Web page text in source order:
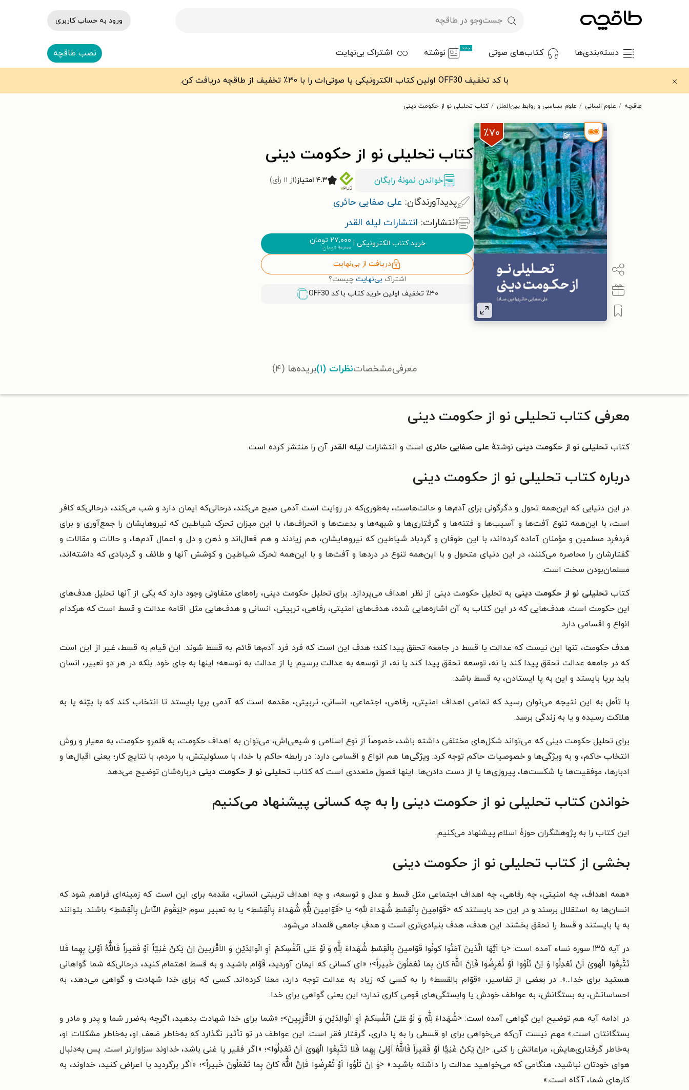
ورود به حساب کاربری
دسته‌بندی‌ها کتاب‌های صوتی جدید نوشته اشتراک بی‌نهایت نصب طاقچه
با کد تخفیف OFF30 اولین کتاب الکترونیکی یا صوتی‌ات را با ۳۰٪ تخفیف از طاقچه دریافت کن.
طاقچه علوم انسانی علوم سیاسی و روابط بین‌الملل کتاب تحلیلی نو از حکومت دینی
٪۷۰
کتاب تحلیلی نو از حکومت دینی
خواندن نمونۀ رایگان ۴.۳ امتیاز (از ۱۱ رأی)
پدیدآورندگان: علی صفایی حائری
انتشارات: انتشارات لیله القدر
خرید کتاب الکترونیکی | ۲۷,۰۰۰ تومان
۹۰,۰۰۰تومان
دریافت از بی‌نهایت
اشتراک بی‌نهایت چیست؟
٪۳۰ تخفیف اولین خرید کتاب با کد
OFF30
معرفیمشخصاتنظرات (۱) بریده‌ها (۴)
معرفی کتاب تحلیلی نو از حکومت دینی
کتاب تحلیلی نو از حکومت دینی نوشتهٔ علی صفایی حائری است و انتشارات لیله القدر آن را منتشر کرده است.
درباره کتاب تحلیلی نو از حکومت دینی
در این دنیایی که این‌همه تحول و دگرگونی برای آدم‌ها و حالت‌هاست، به‌طوری‌که در روایت است آدمی صبح می‌کند، درحالی‌که ایمان دارد و شب می‌کند، درحالی‌که کافر
است، با این‌همه تنوع آفت‌ها و آسیب‌ها و فتنه‌ها و گرفتاری‌ها و شبهه‌ها و بدعت‌ها و انحراف‌ها، با این میزان تحرک شیاطین که نیروهایشان را جمع‌آوری و برای
فردفرد مسلمین و مؤمنان آماده کرده‌اند، با این طوفان و گردباد شیاطین که نیروهایشان، هم زیادند و هم فعال‌اند و ذهن و دل و اعمال آدم‌ها، و حالات و مقالات و
گفتارشان را محاصره می‌کنند، در این دنیای متحول و با این‌همه تنوع در دردها و آفت‌ها و با این‌همه تحرک شیاطین و کوشش آنها و طائف و گردبادی که داشته‌اند،
مسلمان‌بودن سخت است.
کتابتحلیلی نو از حکومت دینی به تحلیل حکومت دینی از نظر اهداف می‌پردازد. برای تحلیل حکومت دینی، راه‌های متفاوتی وجود دارد که یکی از آنها تحلیل هدف‌های
این حکومت است. هدف‌هایی که در این کتاب به آن اشاره‌هایی شده، هدف‌های امنیتی، رفاهی، تربیتی، انسانی و هدف‌هایی مثل اقامه عدالت و قسط است که هرکدام
انواع و اقسامی دارد.
هدف حکومت، تنها این نیست که عدالت یا قسط در جامعه تحقق پیدا کند؛ هدف این است که فرد فرد آدم‌ها قائم به قسط شوند. این قیام به قسط، غیر از این است
که در جامعه عدالت تحقق پیدا کند یا نه، توسعه تحقق پیدا کند یا نه، از توسعه به عدالت برسیم یا از عدالت به توسعه؛ اینها به جای خود. بلکه در هر دو تعبیر، انسان
باید برپا بایستد و این به پا ایستادن، به قسط باشد.
با تأمل به این نتیجه می‌توان رسید که تمامی اهداف امنیتی، رفاهی، اجتماعی، انسانی، تربیتی، مقدمه است که آدمی برپا بایستد تا انتخاب کند که با بیّنه یا به
هلاکت رسیده و یا به زندگی برسد.
برای تحلیل حکومت دینی که می‌تواند شکل‌های مختلفی داشته باشد، خصوصاً از نوع اسلامی و شیعی‌اش، می‌توان به اهداف حکومت، به قلمرو حکومت، به معیار و روش
انتخاب حاکم، و به ویژگی‌ها و خصوصیات حاکم توجه کرد. ویژگی‌ها هم انواع و اقسامی دارد: در رابطه حاکم با خدا، با مسئولیتش، با مردم، با نتایج کار؛ یعنی اقبال‌ها و
ادبارها، موفقیت‌ها یا شکست‌ها، پیروزی‌ها یا از دست دادن‌ها. اینها فصول متعددی است کهکتاب تحلیلی نو از حکومت دینی درباره‌شان توضیح می‌دهد.
خواندن کتاب تحلیلی نو از حکومت دینی را به چه کسانی پیشنهاد می‌کنیم
این کتاب را به پژوهشگران حوزهٔ اسلام پیشنهاد می‌کنیم.
بخشی از کتاب تحلیلی نو از حکومت دینی
«همه اهداف، چه امنیتی، چه رفاهی، چه اهداف اجتماعی مثل قسط و عدل و توسعه، و چه اهداف تربیتی انسانی، مقدمه برای این است که زمینه‌ای فراهم شود که
انسان‌ها به استقلال برسند و در این حد بایستند که <قَوّامِینَ بِالْقِسْطِ شُهَداءَ للهِ> یا <قَوّامِینَ لِلّٰهِ شُهَداءَ بِالْقِسْطِ> یا به تعبیر سوم <لِیَقُومَ النّاسُ بِالْقِسْطِ> باشند. بتوانند
به پا بایستند و قسط را تحقق بخشند. این هدف، هدف بنیادی‌تری است و هدفِ جامعی قلمداد می‌شود.
در آیه ۱۳۵ سوره نساء آمده است: <یا اَیُّهَا الَّذینَ آمَنُوا کونُوا قَوّامینَ بِالْقِسْطِ شُهَداءَ لِلّٰهِ وَ لَوْ عَلی اَنْفُسِکمْ اَوِ الْوالِدَیْنِ وَ الاَقْرَبینَ اِنْ یَکنْ غَنِیّاً اَوْ فَقیراً فَاللّٰهُ اَوْلیٰ بِهِما فَلا
تَتَّبِعُوا الْهَویٰ اَنْ تَعْدِلُوا وَ اِنْ تَلْوُوا اَوْ تُعْرِضُوا فَاِنَّ اللّٰهَ کانَ بِما تَعْمَلُونَ خَبیراً>؛ «ای کسانی که ایمان آوردید، قَوّام باشید و به قسط اهتمام کنید، درحالی‌که شما گواهانی
هستید برای خدا...». در بعضی از تفاسیر، «قوّام بالقسط» را به کسی که زیاد به عدالت توجه دارد، معنا کرده‌اند. کسی که برای خدا شهادت و گواهی می‌دهد، به
احساساتش، به بستگانش، به عواطف خودش یا وابستگی‌های قومی کاری ندارد؛ این یعنی گواهی برای خدا.
در ادامه آیه هم توضیح این گواهی آمده است: <شُهَداءَ لِلّٰهِ وَ لَوْ عَلیٰ اَنْفُسِکمْ اَوِ الْوالِدَیْنِ وَ الاَقْرَبِینَ>؛ «شما برای خدا شهادت بدهید، اگرچه به‌ضرر شما و پدر و مادر و
بستگانتان است.» مهم نیست آن‌که می‌خواهی برای او قسطی را به پا داری، گرفتار فقر است. این عواطف در تو تأثیر نگذارد که به‌خاطر ضعف او، به‌خاطر مشکلات او،
به‌خاطر گرفتاری‌هایش، مراعاتش را کنی. <اِنْ یَکنْ غَنِیًّا اَوْ فَقیراً فَاللّٰهُ اَوْلیٰ بِهِما فَلا تَتَّبِعُوا الْهَویٰ اَنْ تَعْدِلُوا>؛ «اگر فقیر یا غنی باشد، خداوند سزاوارتر است. پس به‌دنبال
هوای خودتان نباشید، هنگامی که می‌خواهید عدالت را داشته باشید.» <وَ اِنْ تَلْوُوا اَوْ تُعْرِضُوا فَاِنَّ اللّٰهَ کانَ بِما تَعْمَلُونَ خَبیراً>؛ «اگر برگردید یا اعراض کنید، خداوند، به
کارهای شما، آگاه است.»